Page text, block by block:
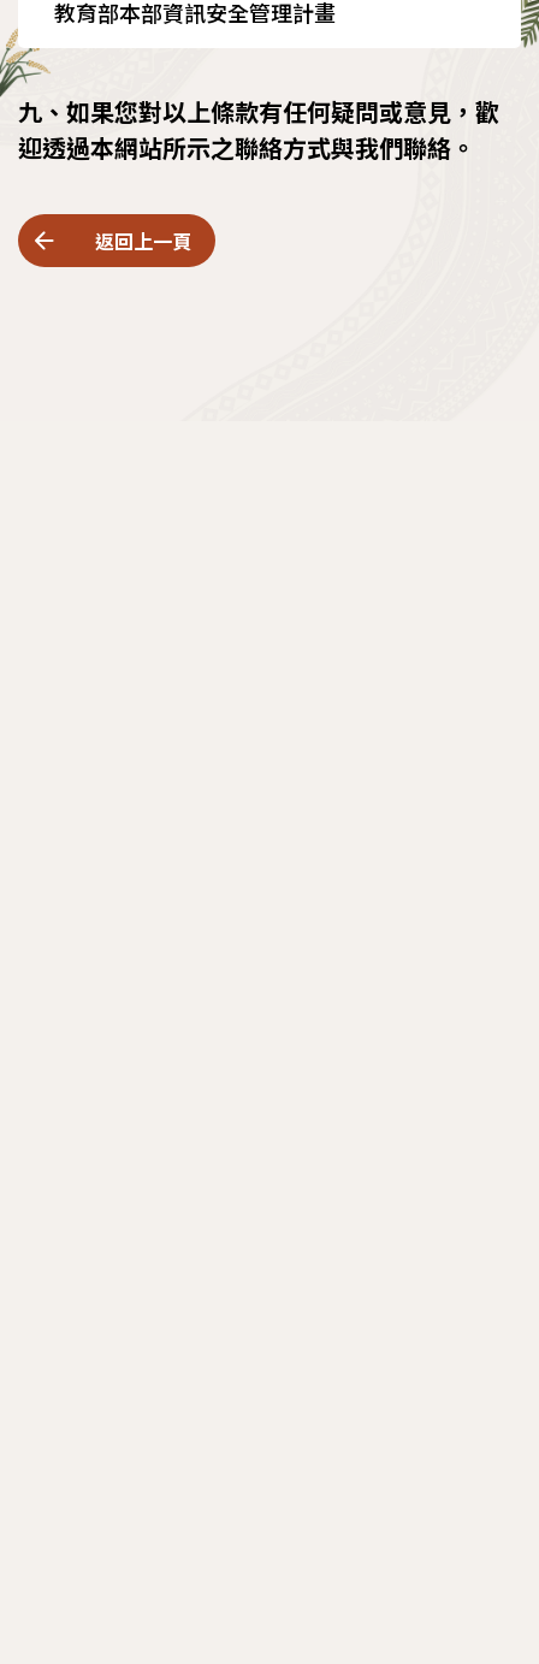
教育部本部資訊安全管理計畫
九、如果您對以上條款有任何疑問或意見，歡
迎透過本網站所示之聯絡方式與我們聯絡。
返回上一頁